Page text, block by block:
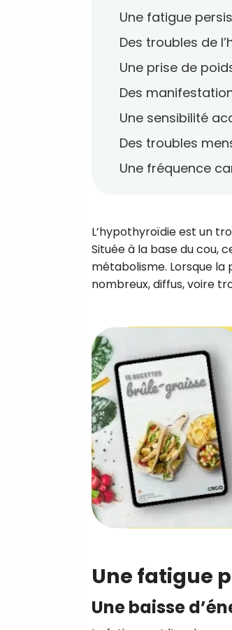
Une fatigue
Des troubles de
Une prise de
Des
Une sensibilité
Des troubles
Une fréquence
L’hypothyroïdie est un
Située à la base du cou,
métabolisme. Lorsque
nombreux, diffus, voire
Une fatigue
Une baisse